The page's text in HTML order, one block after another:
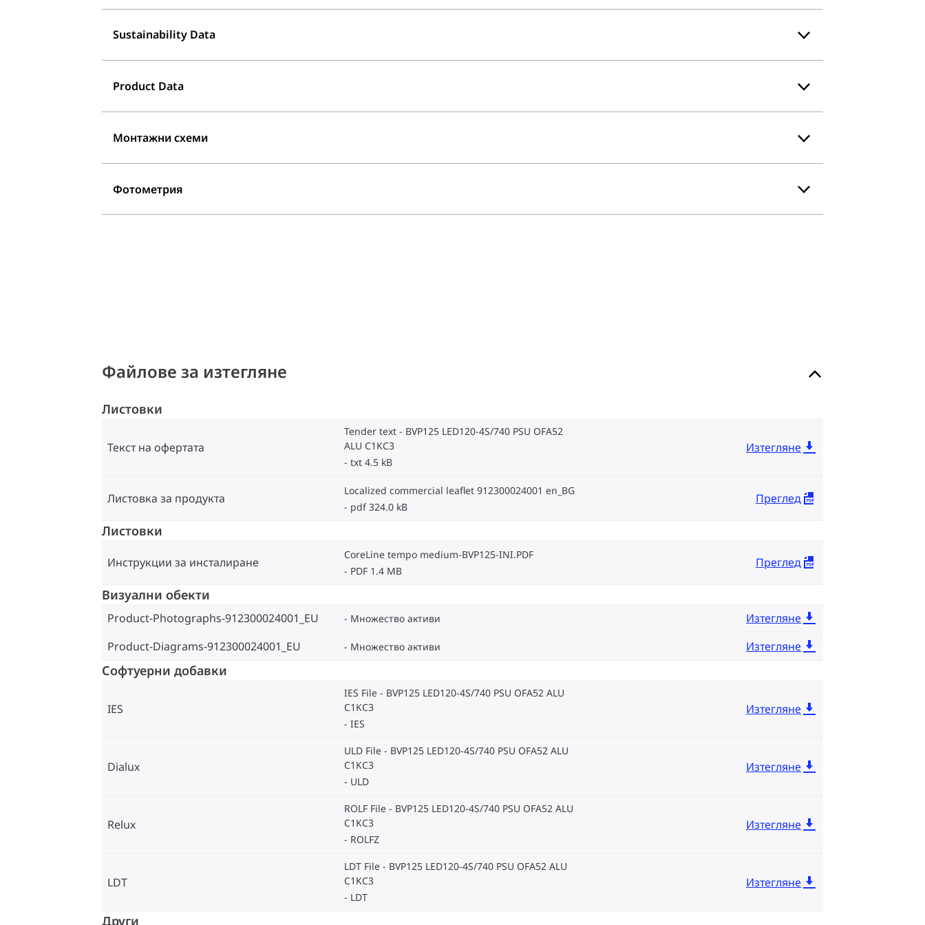
Sustainability Data
Product Data
Монтажни схеми
Фотометрия
Файлове за изтегляне
Листовки
Текст на офертата
Tender text - BVP125 LED120-4S/740 PSU OFA52
ALU C1KC3
txt 4.5 kB
Изтегляне
Листовка за продукта
Localized commercial leaflet 912300024001 en_BG
pdf 324.0 kB
Преглед
Листовки
Инструкции за инсталиране
CoreLine tempo medium-BVP125-INI.PDF
PDF 1.4 MB
Преглед
Визуални обекти
Product-Photographs-912300024001_EU Множество активи
Изтегляне
Product-Diagrams-912300024001_EU
Множество активи Изтегляне
Софтуерни добавки
IES
IES File - BVP125 LED120-4S/740 PSU OFA52 ALU
C1KC3
IES
Изтегляне
Dialux
ULD File - BVP125 LED120-4S/740 PSU OFA52 ALU
C1KC3
ULD
Изтегляне
Relux
ROLF File - BVP125 LED120-4S/740 PSU OFA52 ALU
C1KC3
ROLFZ
Изтегляне
LDT
LDT File - BVP125 LED120-4S/740 PSU OFA52 ALU
C1KC3
LDT
Изтегляне
Други